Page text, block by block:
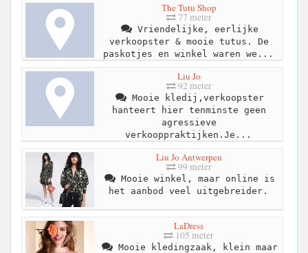
The Tutu Shop
77 meter
Vriendelijke, eerlijke
verkoopster & mooie tutus. De
paskotjes en winkel waren we...
Liu Jo
92 meter
Mooie kledij,verkoopster
hanteert hier tenminste geen
agressieve
verkooppraktijken.Je...
Liu Jo Antwerpen
99 meter
Mooie winkel, maar online is
het aanbod veel uitgebreider.
LaDress
105 meter
Mooie kledingzaak, klein maar